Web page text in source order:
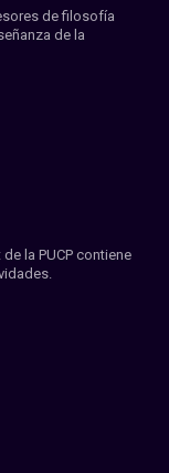
de filosofía
de la
la PUCP contiene